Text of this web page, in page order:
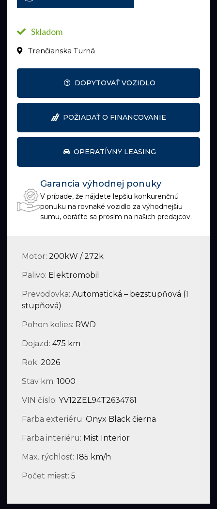
Skladom
Trenčianska Turná
DOPYTOVAŤ VOZIDLO
POŽIADAŤ O FINANCOVANIE
OPERATÍVNY LEASING
Garancia výhodnej ponuky
V prípade, že nájdete lepšiu konkurenčnú
ponuku na rovnaké vozidlo za výhodnejšiu
sumu, obráťte sa prosím na našich predajcov.
Motor: 200kW / 272k
Palivo: Elektromobil
Prevodovka: Automatická – bezstupňová (1
stupňová)
Pohon kolies: RWD
Dojazd: 475 km
Rok: 2026
Stav km: 1000
VIN číslo: YV12ZEL94T2634761
Farba exteriéru: Onyx Black čierna
Farba interiéru: Mist Interior
Max. rýchlosť: 185 km/h
Počet miest: 5